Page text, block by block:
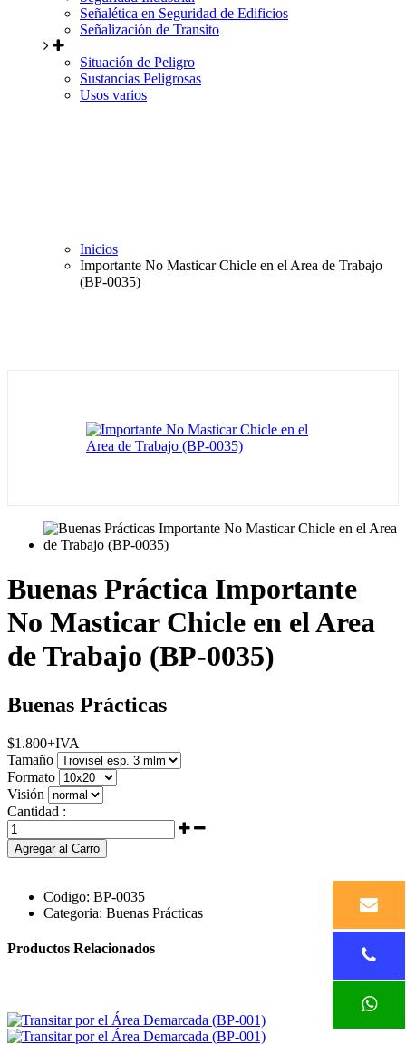
Señalética en Seguridad de Edificios
Señalización de Transito
Situación de Peligro
Sustancias Peligrosas
Usos varios
Inicios
Importante No Masticar Chicle en el Area de Trabajo
(BP-0035)
Buenas Práctica Importante
No Masticar Chicle en el Area
de Trabajo (BP-0035)
Buenas Prácticas
$1.800+IVA
Tamaño
Formato
Visión
Cantidad :
Agregar al Carro
Codigo: BP-0035
Categoria: Buenas Prácticas
Productos Relacionados